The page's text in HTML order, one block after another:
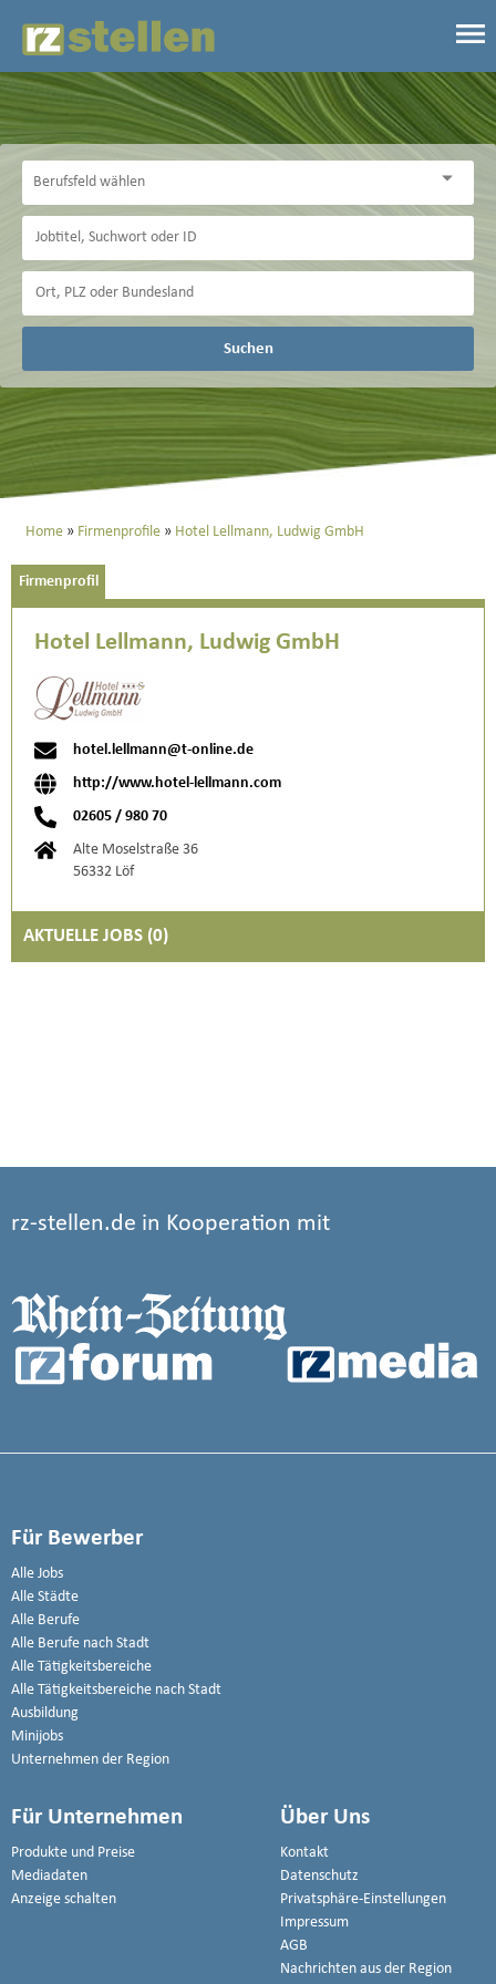
Suchen
Home Firmenprofile Hotel Lellmann, Ludwig GmbH
Firmenprofil
Hotel Lellmann, Ludwig GmbH
hotel.lellmann@t-online.de
http://www.hotel-lellmann.com
02605 / 980 70
Alte Moselstraße 36
56332 Löf
AKTUELLE JOBS (0)
rz-stellen.de in Kooperation mit
Für Bewerber
Alle Jobs
Alle Städte
Alle Berufe
Alle Berufe nach Stadt
Alle Tätigkeitsbereiche
Alle Tätigkeitsbereiche nach Stadt
Ausbildung
Minijobs
Unternehmen der Region
Für Unternehmen
Produkte und Preise
Mediadaten
Anzeige schalten
Über Uns
Kontakt
Datenschutz
Privatsphäre-Einstellungen
Impressum
AGB
Nachrichten aus der Region